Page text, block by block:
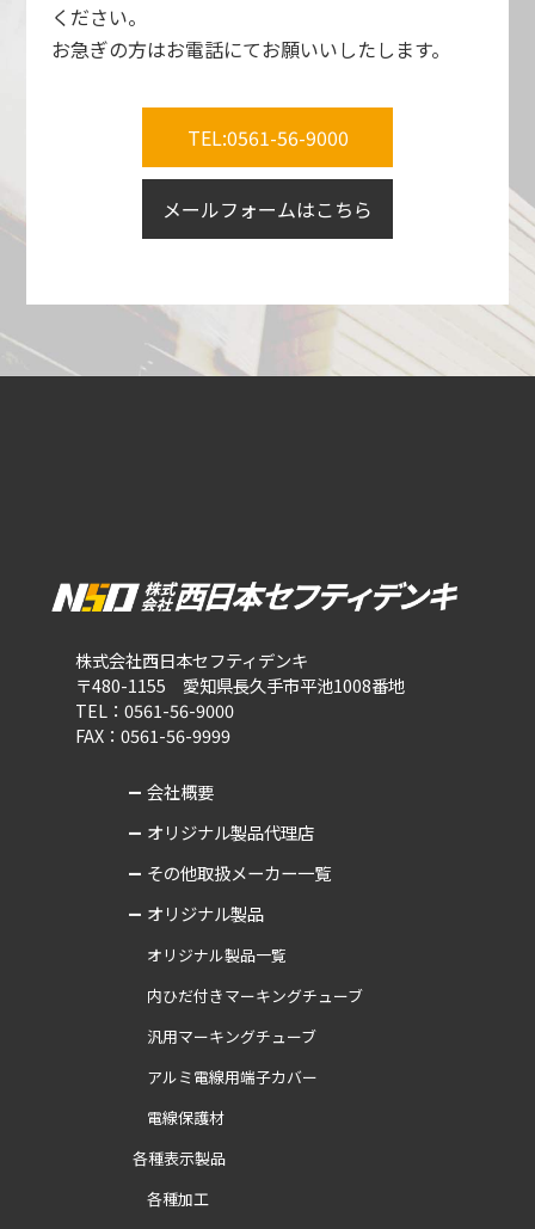
ください。
お急ぎの方はお電話にてお願いいしたします。
TEL:0561-56-9000
メールフォームはこちら
株式会社西日本セフティデンキ
〒480-1155 愛知県長久手市平池1008番地
TEL：0561-56-9000
FAX：0561-56-9999
会社概要
オリジナル製品代理店
その他取扱メーカー一覧
オリジナル製品
オリジナル製品一覧
内ひだ付きマーキングチューブ
汎用マーキングチューブ
アルミ電線用端子カバー
電線保護材
各種表示製品
各種加工